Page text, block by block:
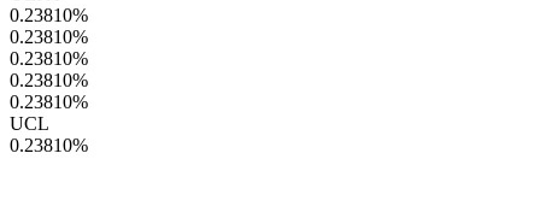
0.23810%
0.23810%
0.23810%
0.23810%
0.23810%
UCL
0.23810%